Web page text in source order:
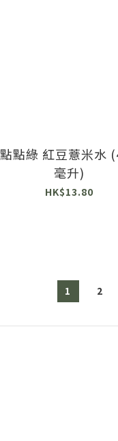
點點綠 紅豆薏米水
毫升)
HK$13.80
1 2